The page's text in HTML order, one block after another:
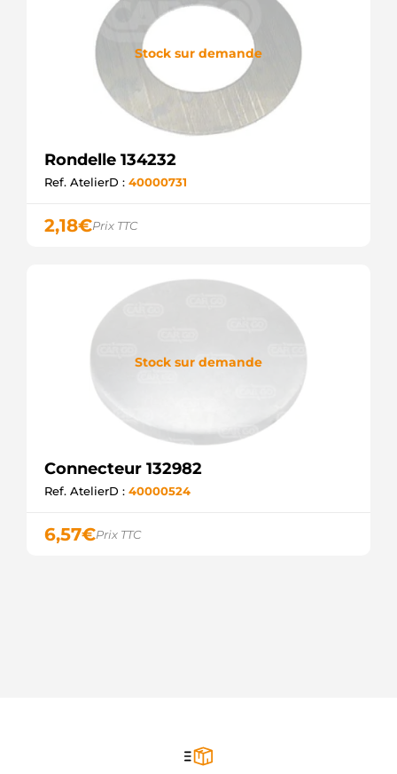
Stock sur demande
Rondelle 134232
Ref. AtelierD : 40000731
2,18€Prix TTC
Stock sur demande
Connecteur 132982
Ref. AtelierD : 40000524
6,57€Prix TTC